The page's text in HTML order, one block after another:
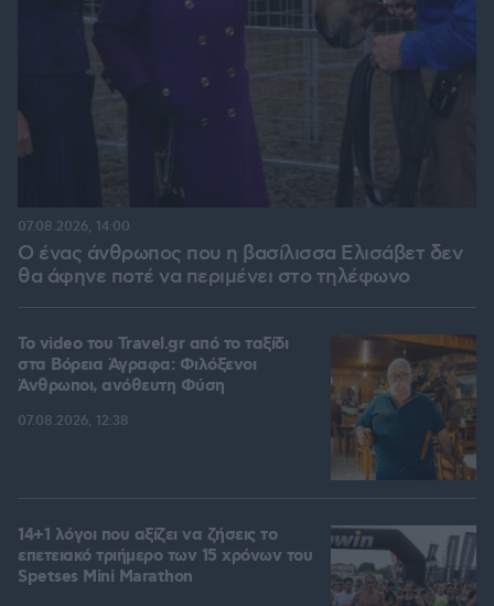
Ο ένας άνθρωπος που η βασίλισσα Ελισάβετ δεν
θα άφηνε ποτέ να περιμένει στο τηλέφωνο
07.08.2026, 14:00
To video του Travel.gr από το ταξίδι
στα Βόρεια Άγραφα: Φιλόξενοι
Άνθρωποι, ανόθευτη Φύση
07.08.2026, 12:38
14+1 λόγοι που αξίζει να ζήσεις το
επετειακό τριήμερο των 15 χρόνων του
Spetses Mini Marathon